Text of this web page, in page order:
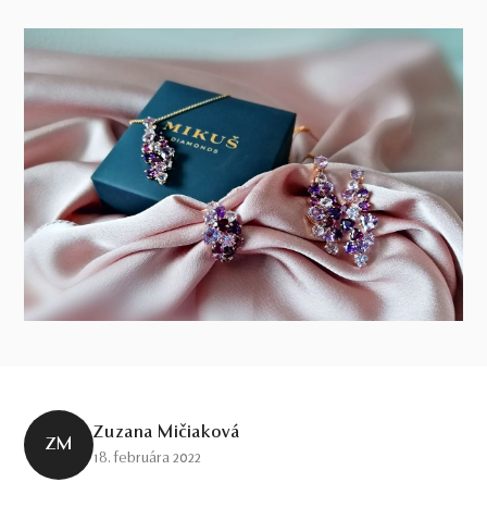
ZM
Zuzana Mičiaková
18. februára 2022